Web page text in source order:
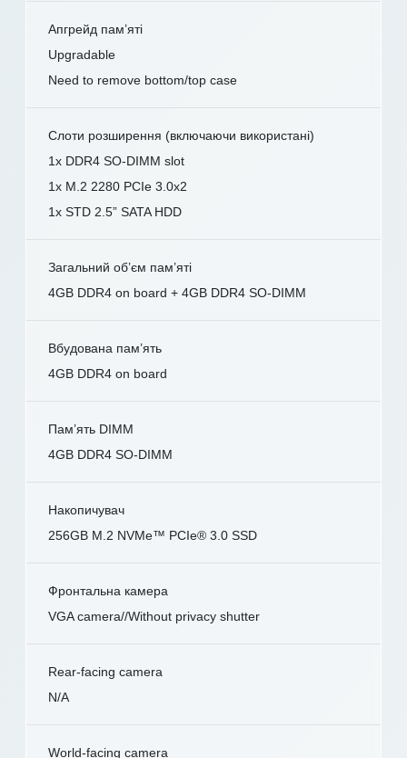
Апгрейд пам’яті
Upgradable
Need to remove bottom/top case
Слоти розширення (включаючи використані)
1x DDR4 SO-DIMM slot
1x M.2 2280 PCIe 3.0x2
1x STD 2.5” SATA HDD
Загальний об’єм пам’яті
4GB DDR4 on board + 4GB DDR4 SO-DIMM
Вбудована пам’ять
4GB DDR4 on board
Пам’ять DIMM
4GB DDR4 SO-DIMM
Накопичувач
256GB M.2 NVMe™ PCIe® 3.0 SSD
Фронтальна камера
VGA camera//Without privacy shutter
Rear-facing camera
N/A
World-facing camera